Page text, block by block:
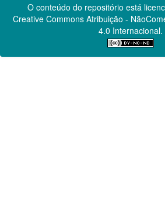
O conteúdo do repositório está
Creative CommonsAtribuição -
4.0 Internacional.